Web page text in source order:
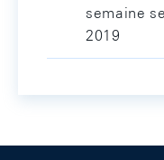
semaine
2019